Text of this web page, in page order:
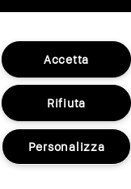
SEGUICI SU
Accetta
Rifiuta
Personalizza